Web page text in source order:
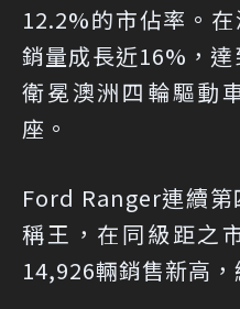
12.2%的市佔率。
銷量成長近16%，達
衛冕澳洲四輪驅動
座。
Ford Ranger連續
稱王，在同級距之
14,926輛銷售新高，